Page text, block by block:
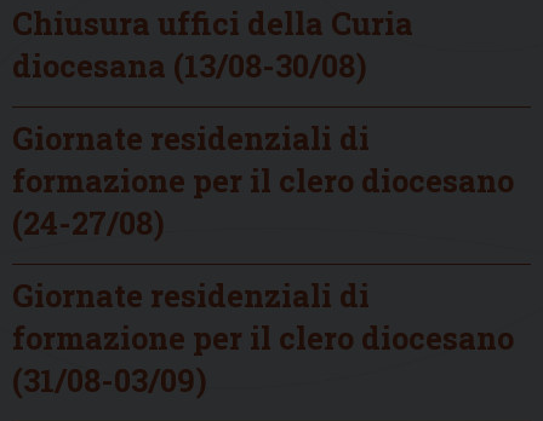
Chiusura uffici della Curia
diocesana (13/08-30/08)
Giornate residenziali di
formazione per il clero diocesano
(24-27/08)
Giornate residenziali di
formazione per il clero diocesano
(31/08-03/09)